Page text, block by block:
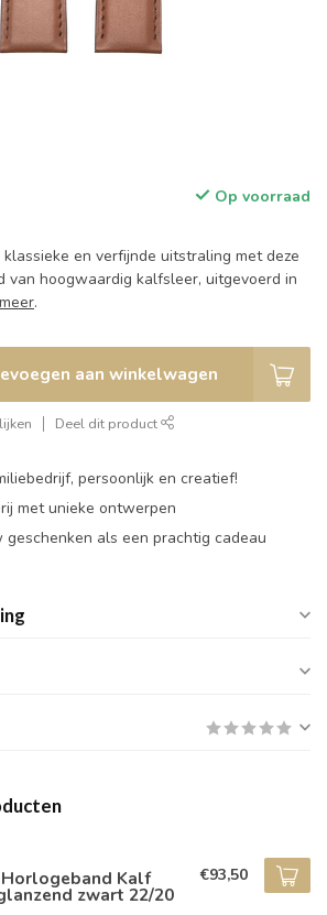
Op voorraad
en verfijnde uitstraling met deze
van hoogwaardig kalfsleer, uitgevoerd in
.
aan winkelwagen
Deel dit product
persoonlijk en creatief!
met unieke ontwerpen
als een prachtig cadeau
Horlogeband Kalf
zwart 22/20
€93,50